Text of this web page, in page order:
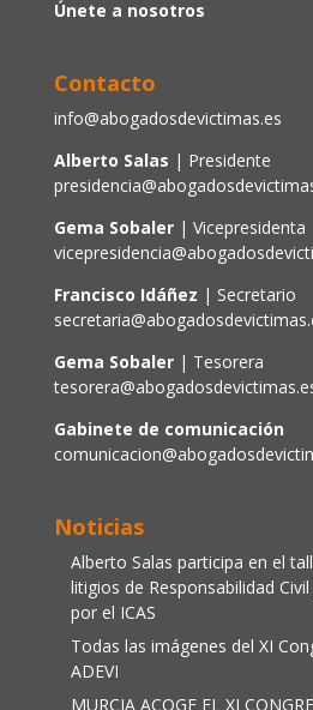
Únete a nosotros
Contacto
info@abogadosdevictimas.es
Alberto Salas | Presidente
Gema Sobaler | Vicepresidenta
Francisco Idáñez | Secretario
Gema Sobaler| Tesorera
Gabinete de comunicación
Noticias
Alberto Salas participa en el
litigios de Responsabilidad
por el ICAS
Todas las imágenes del XI
ADEVI
MURCIA ACOGE EL XI